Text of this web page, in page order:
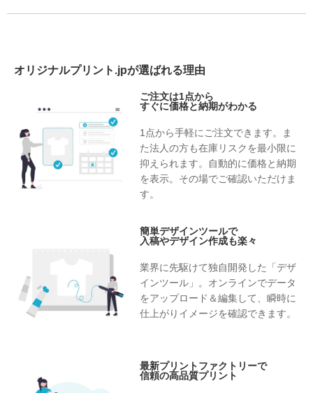
オリジナルプリント.jpが選ばれる理由
ご注文は1点から
すぐに価格と納期がわかる
1点から手軽にご注文できます。ま
た法人の方も在庫リスクを最小限に
抑えられます。自動的に価格と納期
を表示。その場でご確認いただけま
す。
簡単デザインツールで
入稿やデザイン作成も楽々
業界に先駆けて独自開発した「デザ
インツール」。オンラインでデータ
をアップロード＆編集して、瞬時に
仕上がりイメージを確認できます。
最新プリントファクトリーで
信頼の高品質プリント